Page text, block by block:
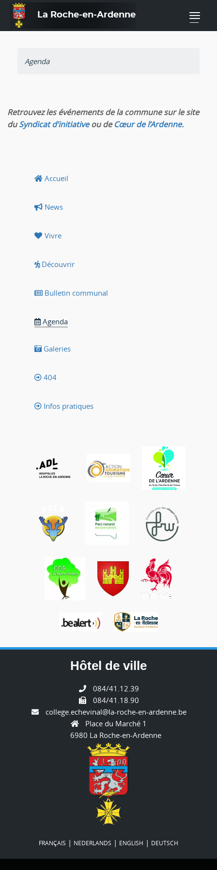
La Roche-en-Ardenne —
Agenda
Retrouvez les événements de la commune sur le site
duSyndicat d’initiativeou deCœur de l’Ardenne.
Accueil
News
Vivre
Découvrir
Bulletin communal
Agenda
Galeries
404
Infos pratiques
Hôtel de ville
084/41.12.39
084/41.18.90
college.echevinal@la-roche-en-ardenne.be
Place du Marché 1
6980 La Roche-en-Ardenne
FRANÇAIS | NEDERLANDS | ENGLISH | DEUTSCH